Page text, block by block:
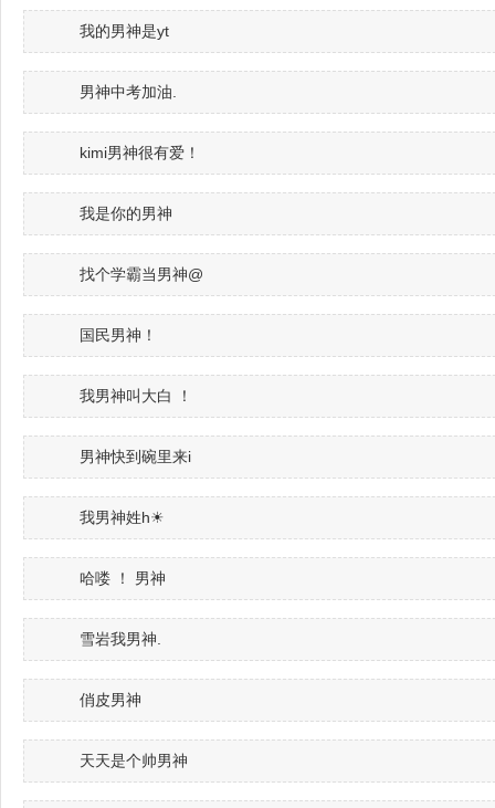
我的男神是yt
男神中考加油.
kimi男神很有爱！
我是你的男神
找个学霸当男神@
国民男神！
我男神叫大白 ！
男神快到碗里来i
我男神姓h☀
哈喽 ！ 男神
雪岩我男神.
俏皮男神
天天是个帅男神